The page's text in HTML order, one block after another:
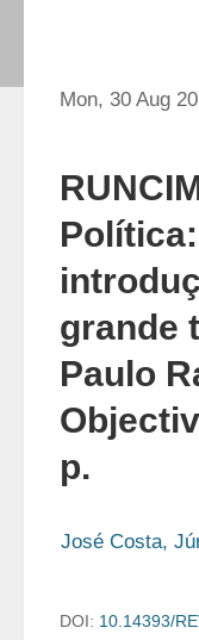
Mon, 30 Aug
grande
Paulo
p.
José Costa,
DOI: 10.14393/